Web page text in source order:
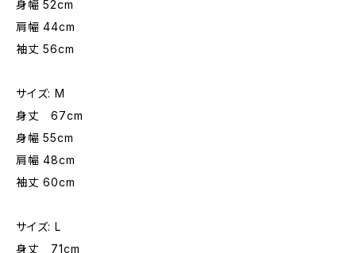
身幅 52cm
肩幅 44cm
袖丈 56cm
サイズ: M
身丈 67cm
身幅 55cm
肩幅 48cm
袖丈 60cm
サイズ: L
身丈 71cm